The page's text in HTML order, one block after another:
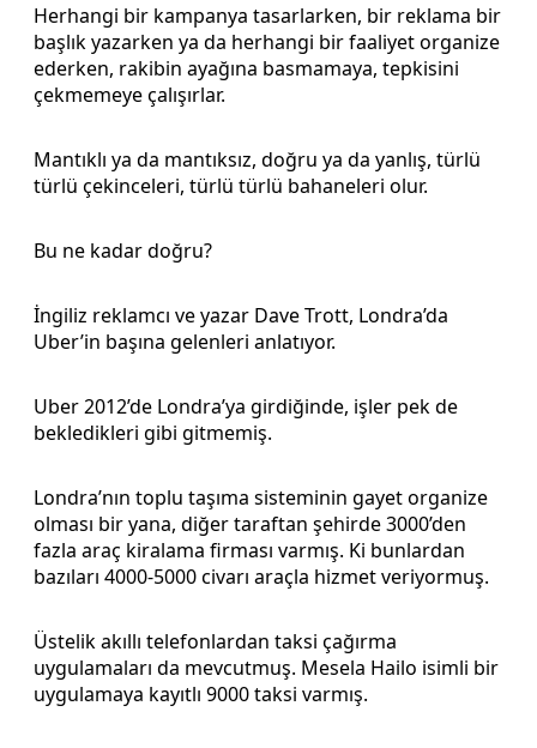
Herhangi bir kampanya tasarlarken, bir reklama bir
başlık yazarken ya da herhangi bir faaliyet organize
ederken, rakibin ayağına basmamaya, tepkisini
çekmemeye çalışırlar.
Mantıklı ya da mantıksız, doğru ya da yanlış, türlü
türlü çekinceleri, türlü türlü bahaneleri olur.
Bu ne kadar doğru?
İngiliz reklamcı ve yazar Dave Trott, Londra’da
Uber’in başına gelenleri anlatıyor.
Uber 2012’de Londra’ya girdiğinde, işler pek de
bekledikleri gibi gitmemiş.
Londra’nın toplu taşıma sisteminin gayet organize
olması bir yana, diğer taraftan şehirde 3000’den
fazla araç kiralama firması varmış. Ki bunlardan
bazıları 4000-5000 civarı araçla hizmet veriyormuş.
Üstelik akıllı telefonlardan taksi çağırma
uygulamaları da mevcutmuş. Mesela Hailo isimli bir
uygulamaya kayıtlı 9000 taksi varmış.